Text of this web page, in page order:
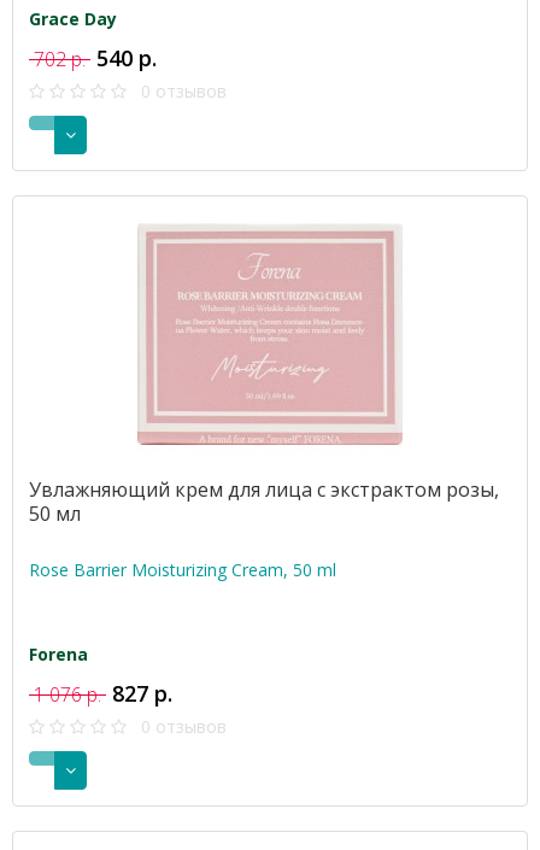
Grace Day
702 р. 540 р.
0 отзывов
Увлажняющий крем для лица с экстрактом розы,
50 мл
Rose Barrier Moisturizing Cream, 50 ml
Forena
1 076 р. 827 р.
0 отзывов